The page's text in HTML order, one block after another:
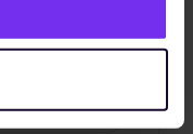
COMPLIANCE